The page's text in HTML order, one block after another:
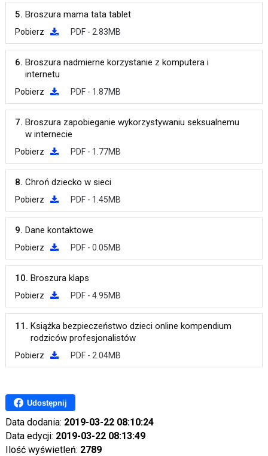
5. Broszura mama tata tablet
Pobierz PDF - 2.83MB
6. Broszura nadmierne korzystanie z komputera i
internetu
Pobierz PDF - 1.87MB
7. Broszura zapobieganie wykorzystywaniu seksualnemu
w internecie
Pobierz PDF - 1.77MB
8. Chroń dziecko w sieci
Pobierz PDF - 1.45MB
9. Dane kontaktowe
Pobierz PDF - 0.05MB
10. Broszura klaps
Pobierz PDF - 4.95MB
11. Książka bezpieczeństwo dzieci online kompendium
rodziców profesjonalistów
Pobierz PDF - 2.04MB
Udostępnij
Data dodania: 2019-03-22 08:10:24
Data edycji: 2019-03-22 08:13:49
Ilość wyświetleń: 2789